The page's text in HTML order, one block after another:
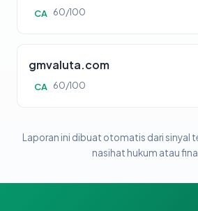
CA 60/100
gmvaluta.com
CA 60/100
Laporan ini dibuat otomatis dari sinyal
nasihat hukum atau